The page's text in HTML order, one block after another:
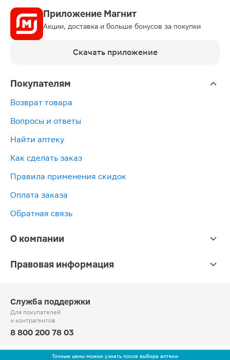
Точные цены можно узнать после выбора аптеки
Приложение Магнит
Акции, доставка и больше бонусов за покупки
Скачать приложение
Покупателям
Возврат товара
Вопросы и ответы
Найти аптеку
Как сделать заказ
Правила применения скидок
Оплата заказа
Обратная связь
О компании
Правовая информация
Служба поддержки
Для покупателей
и контрагентов
8 800 200 78 03
Круглосуточно, звонок по России бесплатный